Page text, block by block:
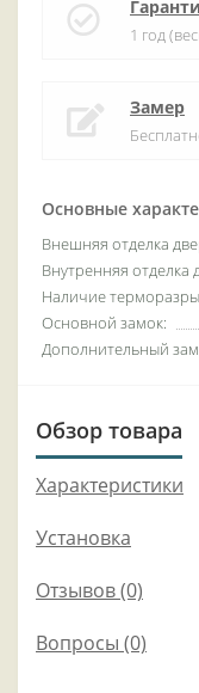
Основные
Внешняя отделка
Внутренняя отделка
Наличие
Основной замок:
Дополнительный
1 год
Замер
Обзор товара
Характеристики
Установка
Отзывов (0)
Вопросы (0)